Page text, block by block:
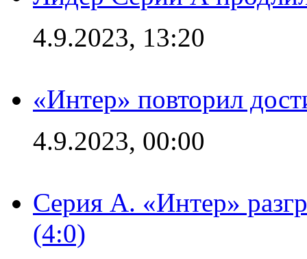
4.9.2023, 13:20
«Интер» повторил
4.9.2023, 00:00
Серия А. «Интер»
(4:0)